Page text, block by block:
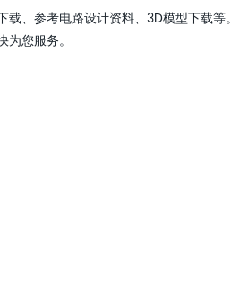
、参考电路设计资料、3D模型下载等。
您服务。